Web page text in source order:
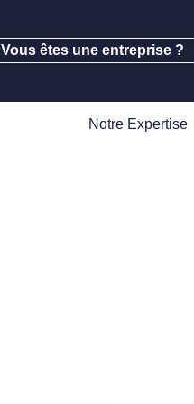
Vous êtes une entreprise ?
Notre Expertise